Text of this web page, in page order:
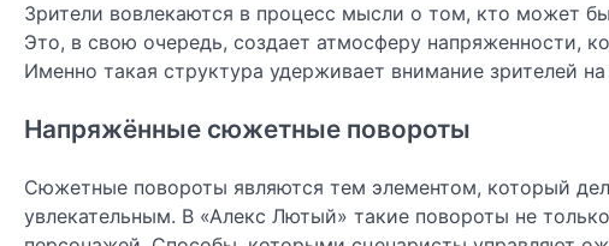
Зрители вовлекаются в процесс мысли о том, кто может
Это, в свою очередь, создает атмосферу напряженности,
Именно такая структура удерживает внимание зрителей
Напряжённые сюжетные повороты
Сюжетные повороты являются тем элементом, который
увлекательным. В «Алекс Лютый» такие повороты не